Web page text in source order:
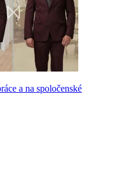
a na spoločenské